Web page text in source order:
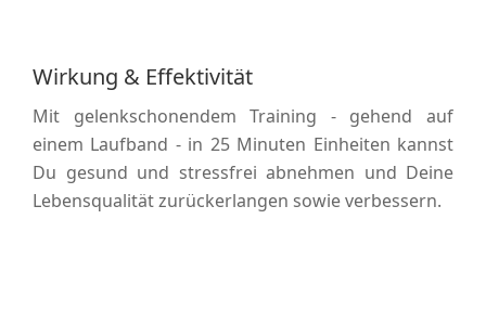
Wirkung & Effektivität
Mit gelenkschonendem Training - gehend auf
einem Laufband - in 25 Minuten Einheiten kannst
Du gesund und stressfrei abnehmen und Deine
Lebensqualität zurückerlangen sowie verbessern.